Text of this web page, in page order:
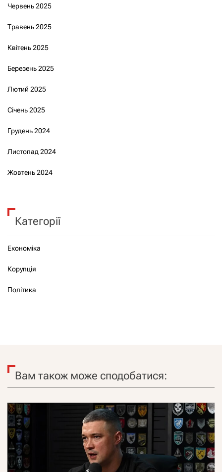
Червень 2025
Травень 2025
Квітень 2025
Березень 2025
Лютий 2025
Січень 2025
Грудень 2024
Листопад 2024
Жовтень 2024
Категорії
Економіка
Корупція
Політика
Вам також може сподобатися: